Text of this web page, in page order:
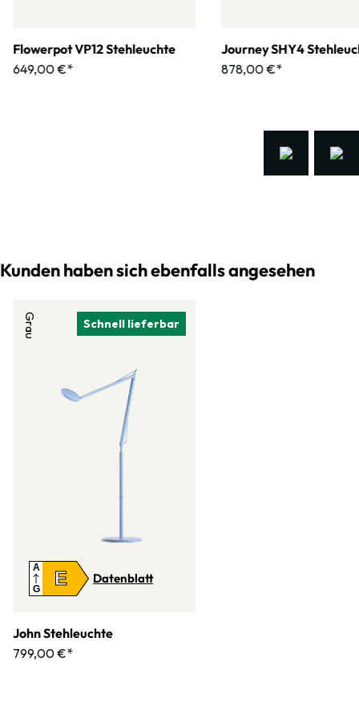
Flowerpot VP12 Stehleuchte
649,00 €*
Journey SHY4
878,00 €*
Kunden haben sich ebenfalls angesehen
Schnell lieferbar
Grau
E
A
G
Datenblatt
John Stehleuchte
799,00 €*